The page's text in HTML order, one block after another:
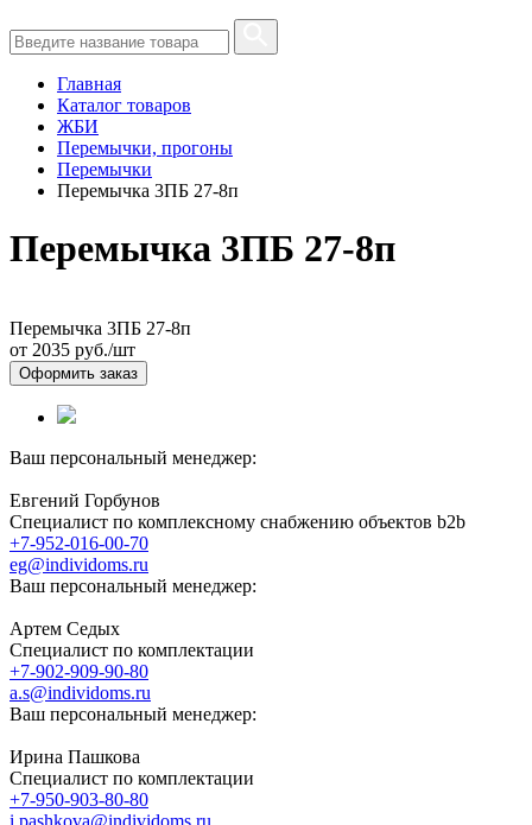
Главная
Каталог товаров
ЖБИ
Перемычки, прогоны
Перемычки
Перемычка 3ПБ 27-8п
Перемычка 3ПБ 27-8п
Перемычка 3ПБ 27-8п
от 2035 руб./шт
Оформить заказ
Ваш персональный менеджер:
Евгений Горбунов
Специалист по комплексному снабжению объектов b2b
+7-952-016-00-70
eg@individoms.ru
Ваш персональный менеджер:
Артем Седых
Специалист по комплектации
+7-902-909-90-80
a.s@individoms.ru
Ваш персональный менеджер:
Ирина Пашкова
Специалист по комплектации
+7-950-903-80-80
i.pashkova@individoms.ru